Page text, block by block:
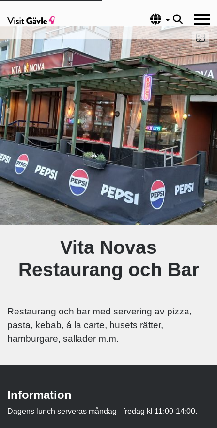
Språk
Vita Novas
Restaurang och Bar
Restaurang och bar med servering av pizza,
pasta, kebab, á la carte, husets rätter,
hamburgare, sallader m.m.
Information
Dagens lunch serveras måndag - fredag kl 11:00-14:00.